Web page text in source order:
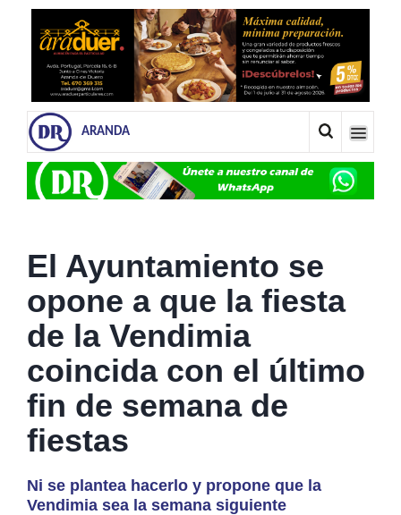
ARANDA
El Ayuntamiento se
opone a que la fiesta
de la Vendimia
coincida con el último
fin de semana de
fiestas
Ni se plantea hacerlo y propone que la
Vendimia sea la semana siguiente